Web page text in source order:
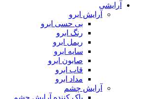
آرایشی
آرایش ابرو
بی حسی ابرو
رنگ ابرو
ریمل ابرو
سایه ابرو
صابون ابرو
قاب ابرو
مداد ابرو
آرایش چشم
پاک کننده آرایش چشم